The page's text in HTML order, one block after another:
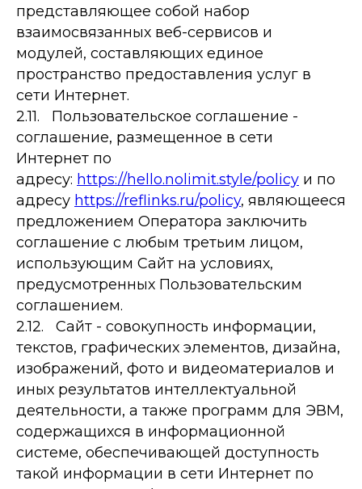
представляющее собой набор
взаимосвязанных веб-сервисов и
модулей, составляющих единое
пространство предоставления услуг в
сети Интернет.
2.11. Пользовательское соглашение -
соглашение, размещенное в сети
Интернет по
адресу: https://hello.nolimit.style/policy и по
адресу https://reflinks.ru/policy, являющееся
предложением Оператора заключить
соглашение с любым третьим лицом,
использующим Сайт на условиях,
предусмотренных Пользовательским
соглашением.
2.12. Сайт - совокупность информации,
текстов, графических элементов, дизайна,
изображений, фото и видеоматериалов и
иных результатов интеллектуальной
деятельности, а также программ для ЭВМ,
содержащихся в информационной
системе, обеспечивающей доступность
такой информации в сети Интернет по